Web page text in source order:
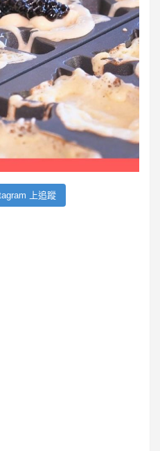
上追蹤